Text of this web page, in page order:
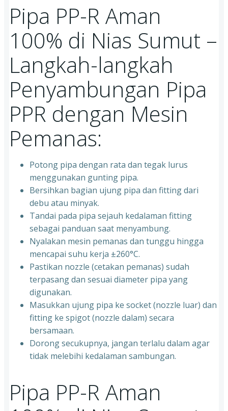
Pipa PP-R Aman
100% di Nias Sumut –
Langkah-langkah
Penyambungan Pipa
PPR dengan Mesin
Pemanas:
Potong pipa dengan rata dan tegak lurus
menggunakan gunting pipa.
Bersihkan bagian ujung pipa dan fitting dari
debu atau minyak.
Tandai pada pipa sejauh kedalaman fitting
sebagai panduan saat menyambung.
Nyalakan mesin pemanas dan tunggu hingga
mencapai suhu kerja ±260°C.
Pastikan nozzle (cetakan pemanas) sudah
terpasang dan sesuai diameter pipa yang
digunakan.
Masukkan ujung pipa ke socket (nozzle luar) dan
fitting ke spigot (nozzle dalam) secara
bersamaan.
Dorong secukupnya, jangan terlalu dalam agar
tidak melebihi kedalaman sambungan.
Pipa PP-R Aman